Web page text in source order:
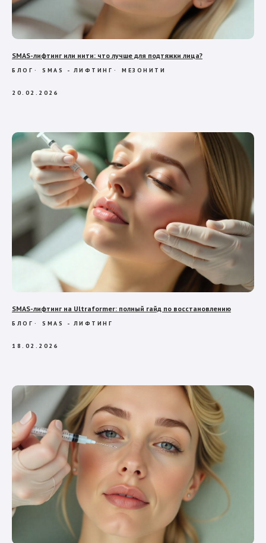
SMAS-лифтинг или нити: что лучше для подтяжки лица?
БЛОГ SMAS - ЛИФТИНГ МЕЗОНИТИ
20.02.2026
SMAS-лифтинг на Ultraformer: полный гайд по восстановлению
БЛОГ SMAS - ЛИФТИНГ
18.02.2026